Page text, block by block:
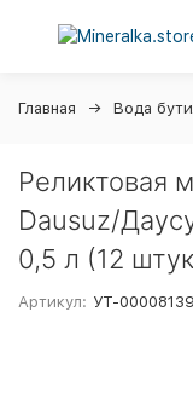
Главная Вода
Реликтовая
Dausuz/
0,5 л (12
Артикул: УТ-00008139